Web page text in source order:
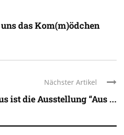
das Kom(m)ödchen
Nächster Artikel
ist die Ausstellung “Aus ...